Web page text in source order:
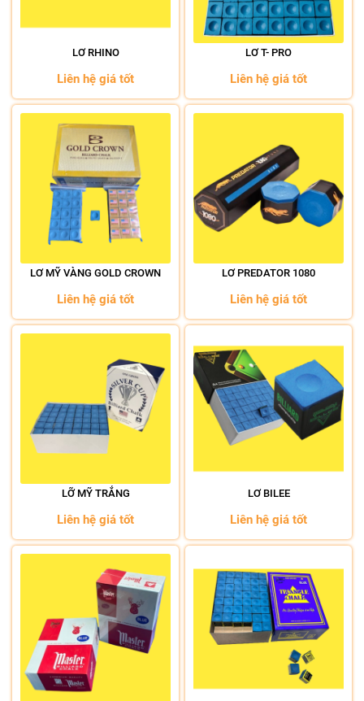
LƠ RHINO
Liên hệ giá tốt
LƠ T- PRO
Liên hệ giá tốt
LƠ MỸ VÀNG GOLD CROWN
Liên hệ giá tốt
LƠ PREDATOR 1080
Liên hệ giá tốt
LỠ MỸ TRẮNG
Liên hệ giá tốt
LƠ BILEE
Liên hệ giá tốt